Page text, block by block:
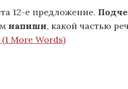
12-е предложение.
напиши, какой частью
More Words)